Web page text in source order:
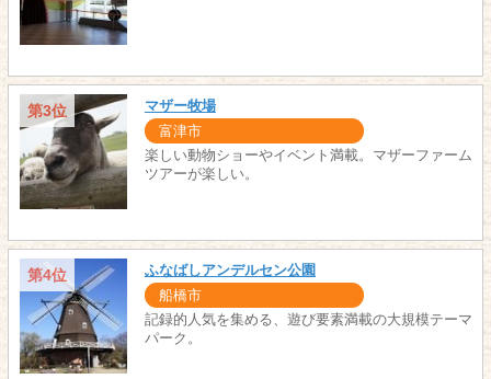
第3位 マザー牧場
富津市
楽しい動物ショーやイベント満載。マザーファーム
ツアーが楽しい。
第4位 ふなばしアンデルセン公園
船橋市
記録的人気を集める、遊び要素満載の大規模テーマ
パーク。